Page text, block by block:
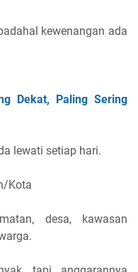
kewenangan ada
Dekat, Paling Sering
lewati setiap hari.
Kota
desa, kawasan